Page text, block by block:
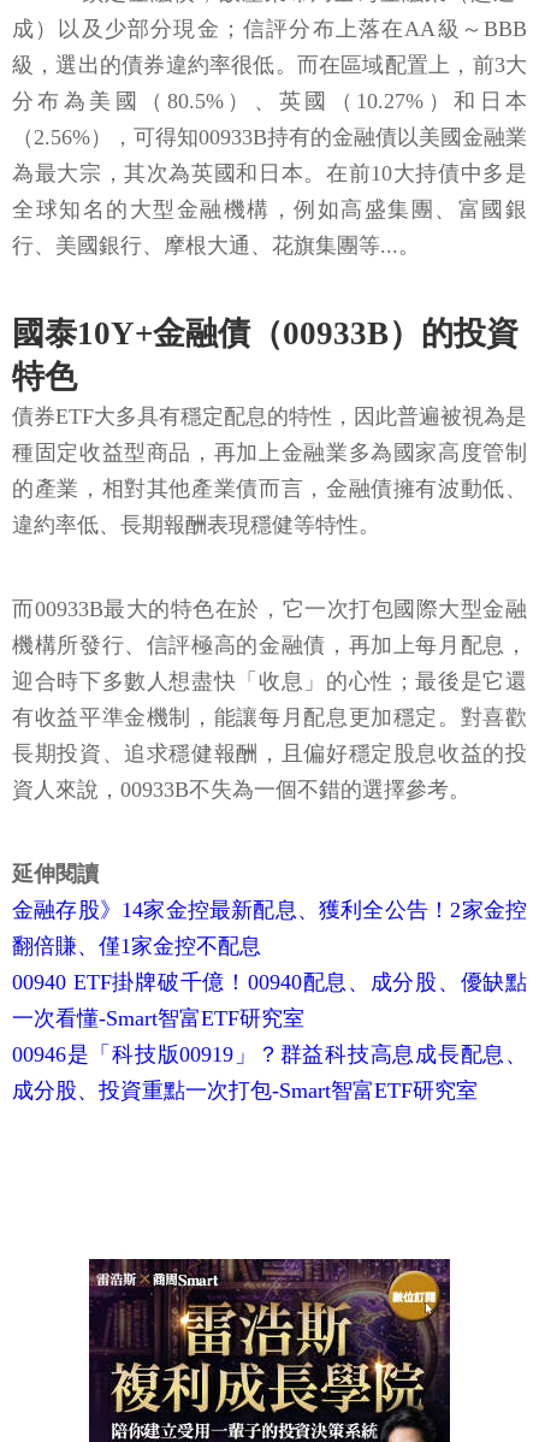
成）以及少部分現金；信評分布上落在AA級～BBB
級，選出的債券違約率很低。而在區域配置上，前3大
分布為美國（80.5%）、英國（10.27%）和日本
（2.56%），可得知00933B持有的金融債以美國金融業
為最大宗，其次為英國和日本。在前10大持債中多是
全球知名的大型金融機構，例如高盛集團、富國銀
行、美國銀行、摩根大通、花旗集團等...。
國泰10Y+金融債（00933B）的投資
特色
債券ETF大多具有穩定配息的特性，因此普遍被視為是
種固定收益型商品，再加上金融業多為國家高度管制
的產業，相對其他產業債而言，金融債擁有波動低、
違約率低、長期報酬表現穩健等特性。
而00933B最大的特色在於，它一次打包國際大型金融
機構所發行、信評極高的金融債，再加上每月配息，
迎合時下多數人想盡快「收息」的心性；最後是它還
有收益平準金機制，能讓每月配息更加穩定。對喜歡
長期投資、追求穩健報酬，且偏好穩定股息收益的投
資人來說，00933B不失為一個不錯的選擇參考。
延伸閱讀
金融存股》14家金控最新配息、獲利全公告！2家金控
翻倍賺、僅1家金控不配息
00940 ETF掛牌破千億！00940配息、成分股、優缺點
一次看懂-Smart智富ETF研究室
00946是「科技版00919」？群益科技高息成長配息、
成分股、投資重點一次打包-Smart智富ETF研究室